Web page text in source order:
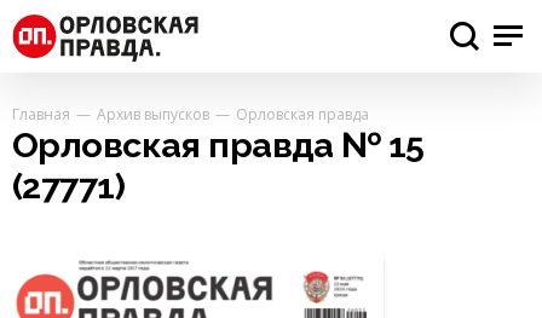
Главная Архив выпусков Орловская правда
Орловская правда № 15
(27771)